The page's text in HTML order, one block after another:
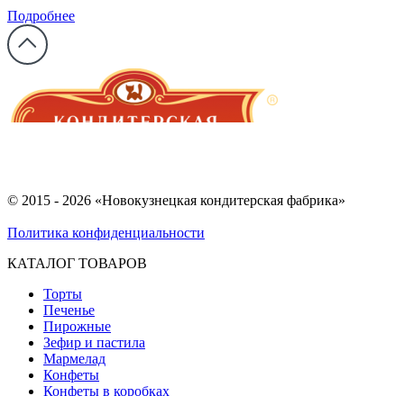
Подробнее
© 2015 - 2026 «Новокузнецкая кондитерская фабрика»
Политика конфиденциальности
КАТАЛОГ ТОВАРОВ
Торты
Печенье
Пирожные
Зефир и пастила
Мармелад
Конфеты
Конфеты в коробках